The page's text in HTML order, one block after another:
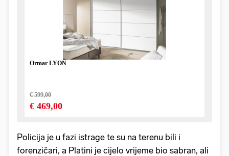
Policija je u fazi istrage te su na terenu bili i
forenzičari, a Platini je cijelo vrijeme bio sabran, ali